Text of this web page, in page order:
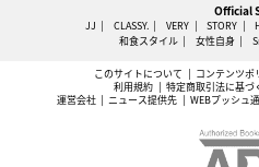
Official
JJ CLASSY. VERY STORY
和食スタイル
女性自身
このサイトについて コンテンツポ
利用規約
特定商取引法に基づ
運営会社
ニュース提供先 WEBプッシュ